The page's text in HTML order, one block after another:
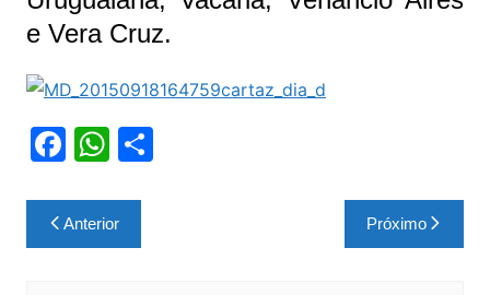
e Vera Cruz.
F
c
e
W
at
s
S
Navegação
de
Anterior Próximo